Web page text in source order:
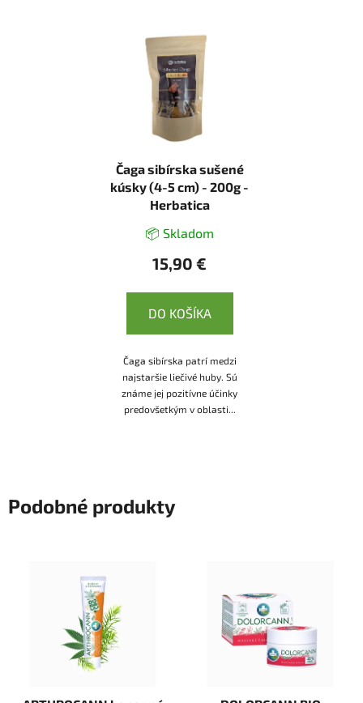
Čaga sibírska sušené
kúsky (4-5 cm) - 200g -
Herbatica
📦 Skladom
15,90 €
DO KOŠÍKA
Čaga sibírska patrí medzi
najstaršie liečivé huby. Sú
známe jej pozitívne účinky
predovšetkým v oblasti...
Podobné produkty